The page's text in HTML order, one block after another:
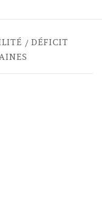
DÉFICIT